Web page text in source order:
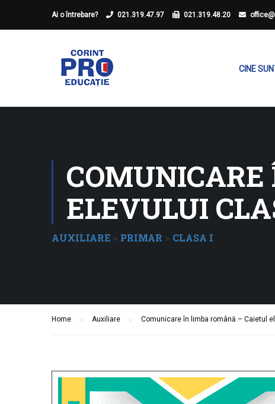
Ai o întrebare? 021.319.47.97 021.319.48.20
CINE
ELEVULUI
AUXILIARE > PRIMAR > CLASA I
Home Auxiliare Comunicare în limba română – Caietul